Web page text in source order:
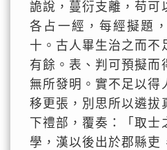
詭說，蔓衍支離，苟可
各占一經，每經擬題
十。古人畢生治之而不
有餘。表、判可預擬而
無所發明。實不足以得
移更張，別思所以遴拔
下禮部，覆奏：「取
學，漢以後出於郡縣吏